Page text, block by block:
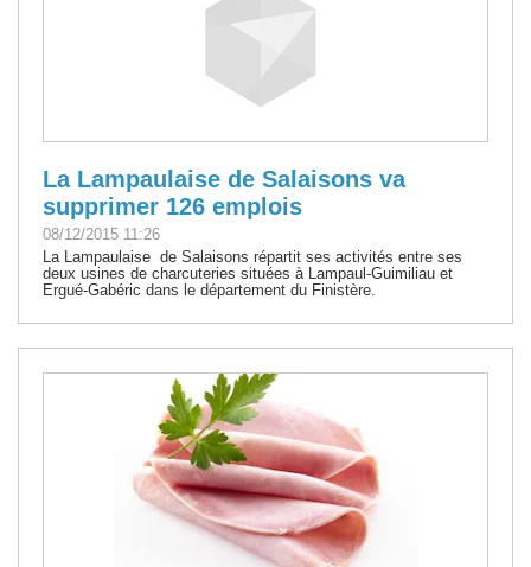
La Lampaulaise de Salaisons va
supprimer 126 emplois
08/12/2015 11:26
La Lampaulaise de Salaisons répartit ses activités entre ses
deux usines de charcuteries situées à Lampaul-Guimiliau et
Ergué-Gabéric dans le département du Finistère.